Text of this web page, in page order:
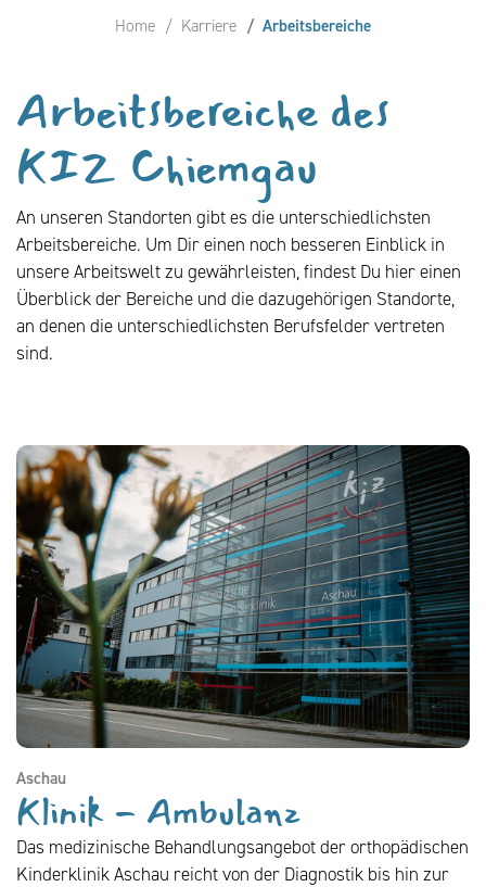
Home Karriere Arbeitsbereiche
Arbeitsbereiche des
KIZ Chiemgau
An unseren Standorten gibt es die unterschiedlichsten
Arbeitsbereiche. Um Dir einen noch besseren Einblick in
unsere Arbeitswelt zu gewährleisten, findest Du hier einen
Überblick der Bereiche und die dazugehörigen Standorte,
an denen die unterschiedlichsten Berufsfelder vertreten
sind.
Aschau
Klinik - Ambulanz
Das medizinische Behandlungsangebot der orthopädischen
Kinderklinik Aschau reicht von der Diagnostik bis hin zur